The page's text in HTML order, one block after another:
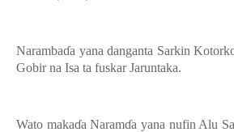
Narambaɗa yana danganta Sarkin
Gobir na Isa ta fuskar Jaruntaka.
Wato makaɗa Naramɗa yana nufin Alu